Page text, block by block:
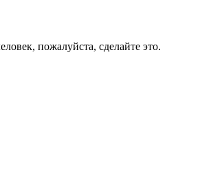
пожалуйста, сделайте это.